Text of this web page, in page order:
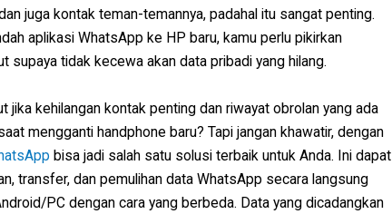
juga kontak teman-temannya, padahal itu sangat penting.
aplikasi WhatsApp ke HP baru, kamu perlu pikirkan
supaya tidak kecewa akan data pribadi yang hilang.
jika kehilangan kontak penting dan riwayat obrolan yang ada
mengganti handphone baru? Tapi jangan khawatir, dengan
bisa jadi salah satu solusi terbaik untuk Anda. Ini dapat
transfer, dan pemulihan data WhatsApp secara langsung
PC dengan cara yang berbeda. Data yang dicadangkan